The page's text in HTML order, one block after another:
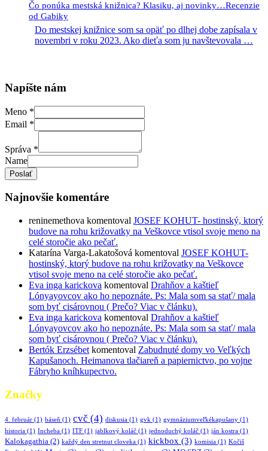
Čo ponúka mestská knižnica? Klasiku, aj novinky…Recenzie
od Gabiky
Do mestskej knižnice som sa opäť po dlhej dobe zapísala v
novembri v roku 2023. Ako dieťa som ju navštevovala …
Napíšte nám
Meno *
Email *
Správa *
Name
Poslať
Najnovšie komentáre
reninemethova komentoval JOSEF KOHUT- hostinský, ktorý
budove na rohu križovatky na Veškovce vtisol svoje meno na
celé storočie ako pečať.
Katarína Varga-Lakatošová komentoval JOSEF KOHUT-
hostinský, ktorý budove na rohu križovatky na Veškovce
vtisol svoje meno na celé storočie ako pečať.
Eva inga karickova komentoval Drahňov a kaštieľ
Lónyayovcov ako ho nepoznáte. Ps: Mala som sa stať/ mala
som byť cisárovnou ( Prečo? Viac v článku).
Eva inga karickova komentoval Drahňov a kaštieľ
Lónyayovcov ako ho nepoznáte. Ps: Mala som sa stať/ mala
som byť cisárovnou ( Prečo? Viac v článku).
Bertók Erzsébet komentoval Zabudnuté domy vo Veľkých
Kapušanoch. Heimanova tlačiareň a papiernictvo, po vojne
Fábryho kníhkupectvo.
Značky
4. február (1) báseň (1) cvč (4) diskusia (1) gvk (1) gymnáziumveľkékapušany (1)
historia (1) Incheba (1) ITF (1) jablkový koláč (1) jednoduchý koláč (1) ján kostra (1)
Kalokagathia (2) každý den stretnut cloveka (1) kickbox (3) komisia (1) Kočiš